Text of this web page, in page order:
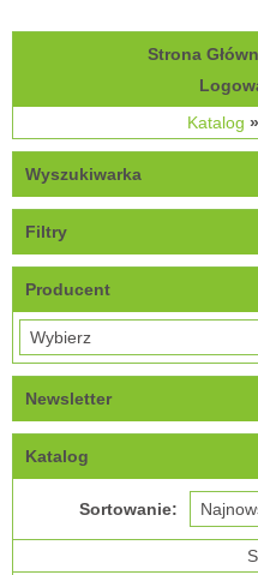
Strona
Katalog »
Wyszukiwarka
Filtry
Producent
Newsletter
Katalog
Sortowanie: